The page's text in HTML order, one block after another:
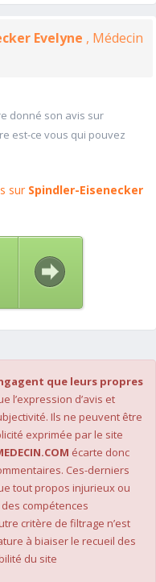
Evelyne , Médecin
donné son avis sur
est-ce vous qui pouvez
sur Spindler-Eisenecker
que leurs propres
l’expression d’avis et
Ils ne peuvent être
exprimée par le site
écarte donc
Ces-derniers
tout propos injurieux ou
compétences
critère de filtrage n’est
à biaiser le recueil des
du site